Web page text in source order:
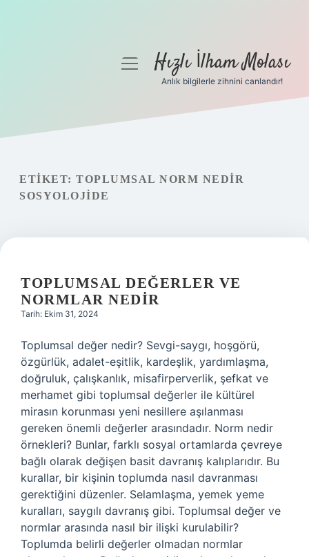
Gizlilik Politikası
Hakkımızda
menüyüHızlı İlham Molası
Anlık bilgilerle zihnini canlandır!
ETIKET: TOPLUMSAL NORM NEDIR
SOSYOLOJIDE
TOPLUMSAL DEĞERLER VE
NORMLAR NEDIR
Tarih: Ekim 31, 2024
Toplumsal değer nedir? Sevgi-saygı, hoşgörü,
özgürlük, adalet-eşitlik, kardeşlik, yardımlaşma,
doğruluk, çalışkanlık, misafirperverlik, şefkat ve
merhamet gibi toplumsal değerler ile kültürel
mirasın korunması yeni nesillere aşılanması
gereken önemli değerler arasındadır. Norm nedir
örnekleri? Bunlar, farklı sosyal ortamlarda çevreye
bağlı olarak değişen basit davranış kalıplarıdır. Bu
kurallar, bir kişinin toplumda nasıl davranması
gerektiğini düzenler. Selamlaşma, yemek yeme
kuralları, saygılı davranış gibi. Toplumsal değer ve
normlar arasında nasıl bir ilişki kurulabilir?
Toplumda belirli değerler olmadan normlar